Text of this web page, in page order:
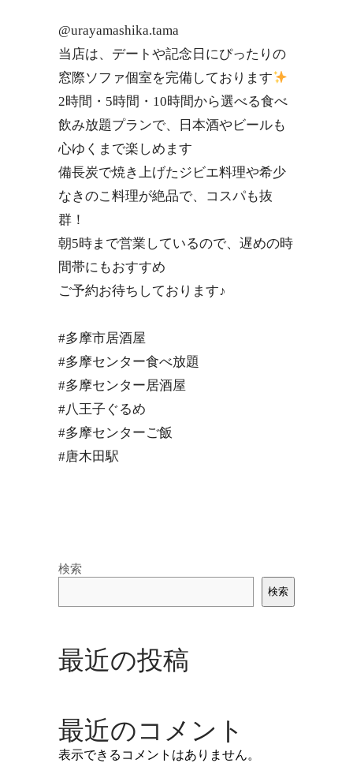
@urayamashika.tama
当店は、デートや記念日にぴったりの
窓際ソファ個室を完備しております
2時間・5時間・10時間から選べる食べ
飲み放題プランで、日本酒やビールも
心ゆくまで楽しめます
備長炭で焼き上げたジビエ料理や希少
なきのこ料理が絶品で、コスパも抜
群！
朝5時まで営業しているので、遅めの時
間帯にもおすすめ
ご予約お待ちしております♪
#多摩市居酒屋
#多摩センター食べ放題
#多摩センター居酒屋
#八王子ぐるめ
#多摩センターご飯
#唐木田駅
検索
検索
最近の投稿
最近のコメント
表示できるコメントはありません。